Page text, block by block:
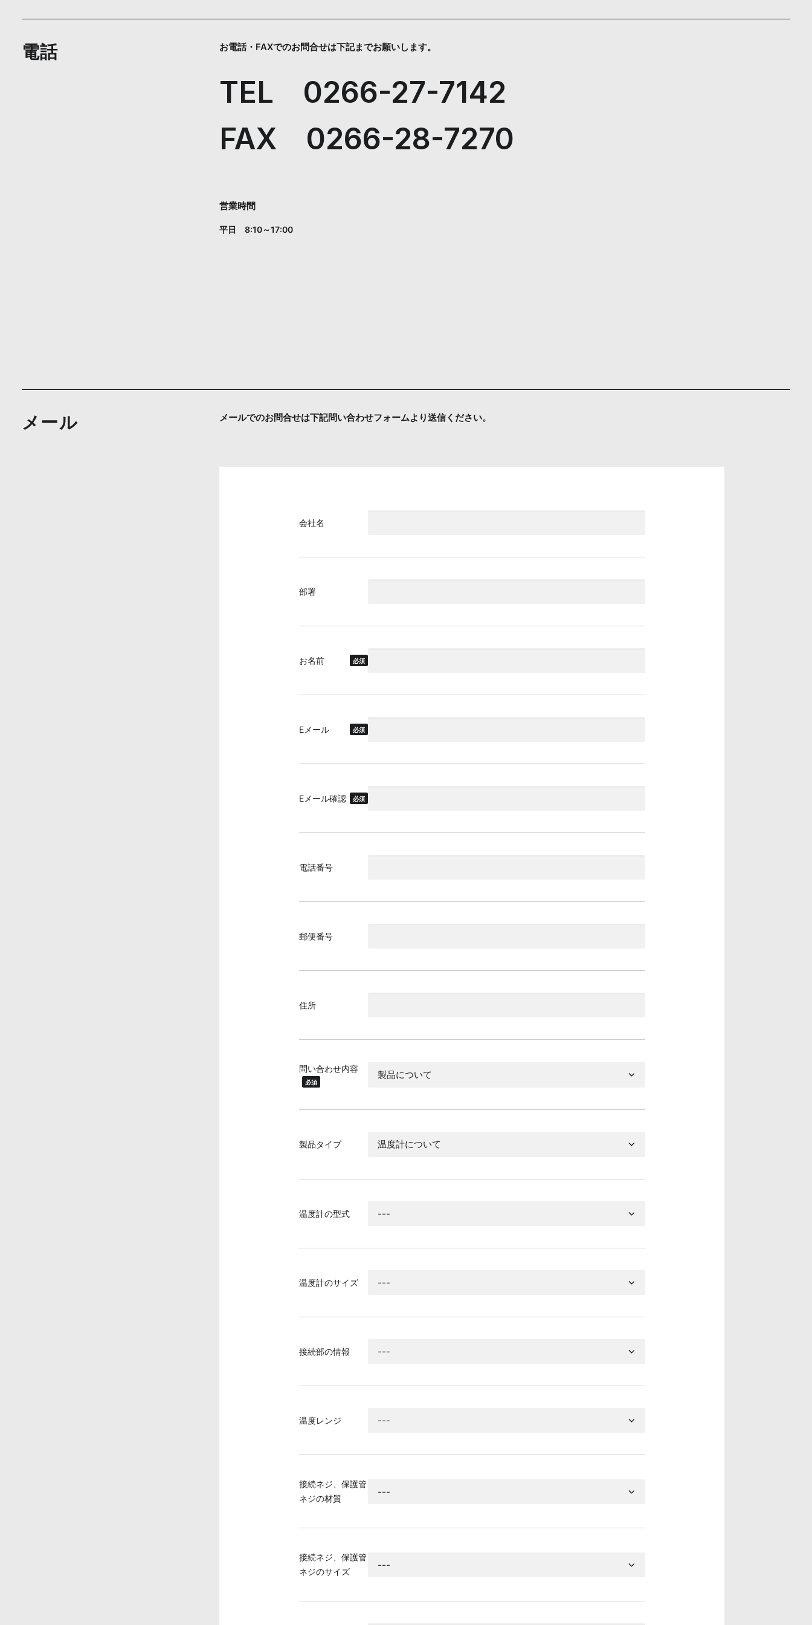
電話 お電話・FAXでのお問合せは下記までお願いします。
TEL 0266-27-7142
FAX 0266-28-7270
営業時間
平日 8:10～17:00
メール メールでのお問合せは下記問い合わせフォームより送信ください。
会社名
部署
お名前 必須
Eメール 必須
Eメール確認 必須
電話番号
郵便番号
住所
問い合わせ内容
必須
製品タイプ
温度計の型式
温度計のサイズ
接続部の情報
温度レンジ
接続ネジ、保護管
ネジの材質
接続ネジ、保護管
ネジのサイズ